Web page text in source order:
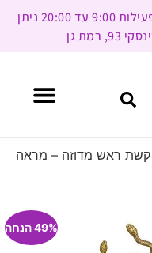
ניתן להגיע בתיאום מראש | בשעות הפעילות 9:00 עד 20:00 ניתן
גן
ראש מדוזה – מראה
49% הנחה